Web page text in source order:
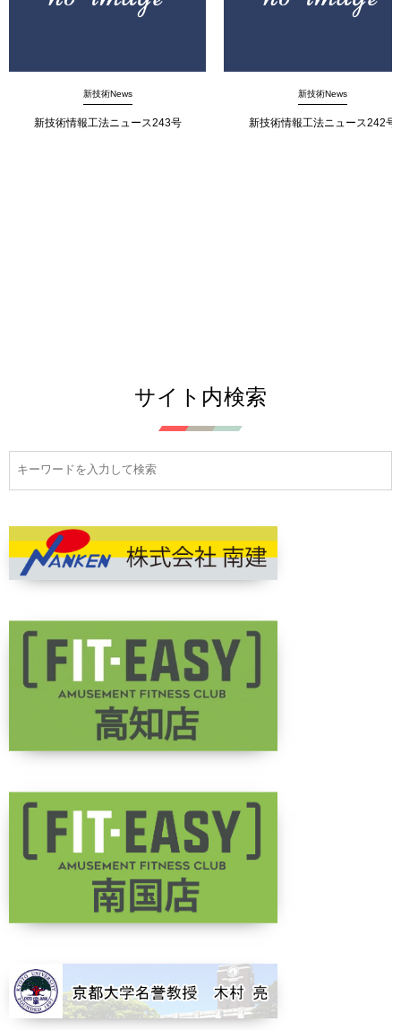
新技術News
新技術情報工法ニュース243号
新技術News
新技術情報工法ニュース242号
サイト内検索